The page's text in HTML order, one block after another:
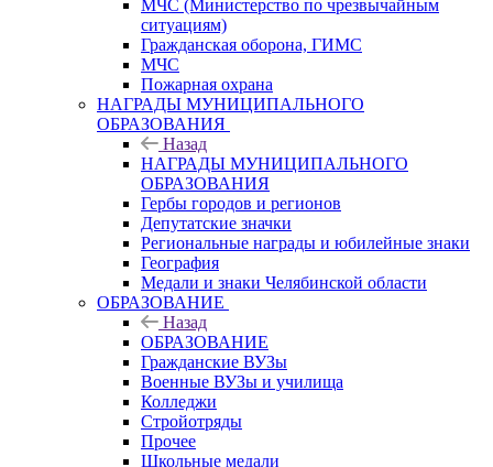
МЧС (Министерство по чрезвычайным
ситуациям)
Гражданская оборона, ГИМС
МЧС
Пожарная охрана
НАГРАДЫ МУНИЦИПАЛЬНОГО
ОБРАЗОВАНИЯ
Назад
НАГРАДЫ МУНИЦИПАЛЬНОГО
ОБРАЗОВАНИЯ
Гербы городов и регионов
Депутатские значки
Региональные награды и юбилейные знаки
География
Медали и знаки Челябинской области
ОБРАЗОВАНИЕ
Назад
ОБРАЗОВАНИЕ
Гражданские ВУЗы
Военные ВУЗы и училища
Колледжи
Стройотряды
Прочее
Школьные медали